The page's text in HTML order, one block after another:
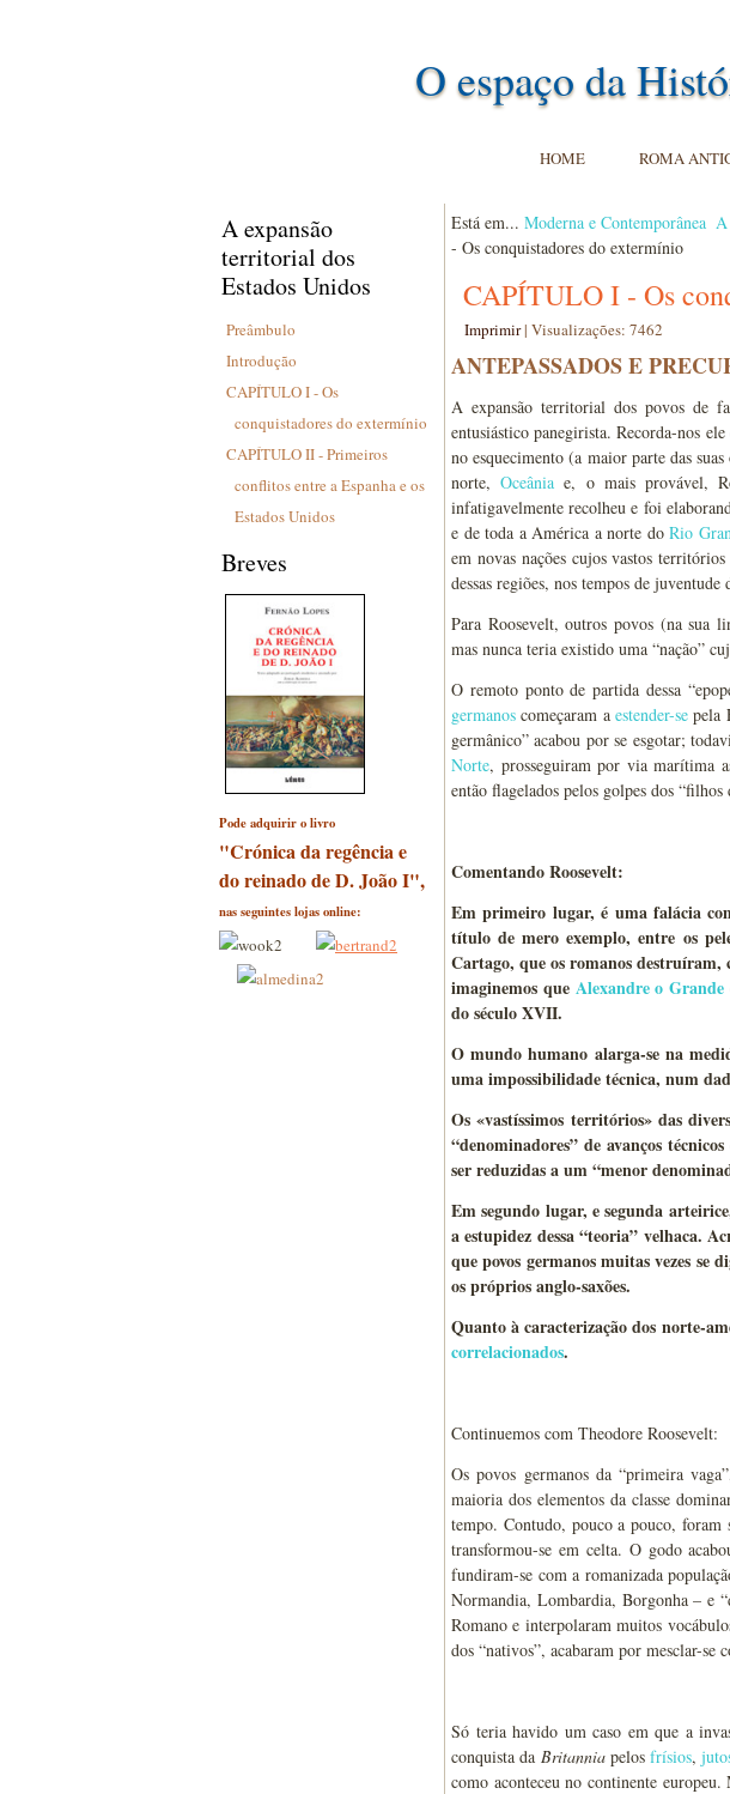
O espaço da
HOME ROMA
A expansão
territorial dos
Estados Unidos
Preâmbulo
Introdução
CAPÍTULO I - Os
conquistadores do extermínio
CAPÍTULO II - Primeiros
conflitos entre a Espanha e os
Estados Unidos
Breves
Pode adquirir o livro
"Crónica da regência e
do reinado de D. João I",
nas seguintes lojas online:
Está em... Moderna e Contemporânea A
- Os conquistadores do extermínio
CAPÍTULO I - Os
Imprimir| Visualizações: 7462
ANTEPASSADOS E
A expansão territorial dos povos de
entusiástico panegirista. Recorda-nos
no esquecimento (a maior parte das
norte,Oceânia e, o mais provável,
infatigavelmente recolheu e foi
e de toda a América a norte do Rio
em novas nações cujos vastos
dessas regiões, nos tempos de
Para Roosevelt, outros povos (na sua
mas nunca teria existido uma “nação”
O remoto ponto de partida dessa
germanos começaram a estender-se pela
germânico” acabou por se esgotar;
Norte, prosseguiram por via marítima
então flagelados pelos golpes dos “filhos
Comentando Roosevelt:
Em primeiro lugar, é uma falácia
título de mero exemplo, entre os
Cartago, que os romanos destruíram,
imaginemos que Alexandre o Grande
do século XVII.
O mundo humano alarga-se na
uma impossibilidade técnica, num
Os «vastíssimos territórios» das
“denominadores” de avanços
ser reduzidas a um “menor
Em segundo lugar, e segunda
a estupidez dessa “teoria” velhaca.
que povos germanos muitas vezes
os próprios anglo-saxões.
Quanto à caracterização dos norte-
correlacionados.
Continuemos com Theodore Roosevelt:
Os povos germanos da “primeira
maioria dos elementos da classe
tempo. Contudo, pouco a pouco, foram
transformou-se em celta. O godo
fundiram-se com a romanizada
Normandia, Lombardia, Borgonha – e
Romano e interpolaram muitos
dos “nativos”, acabaram por mesclar-se
Só teria havido um caso em que a
conquista da Britanniapelosfrísios,
como aconteceu no continente